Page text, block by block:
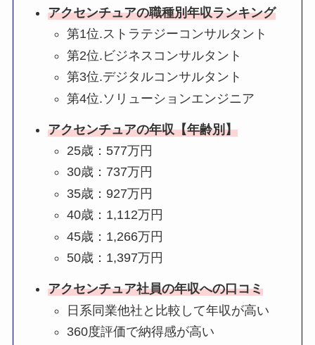
アクセンチュアの職種別年収ランキング
第1位.ストラテジーコンサルタント
第2位.ビジネスコンサルタント
第3位.デジタルコンサルタント
第4位.ソリューションエンジニア
アクセンチュアの年収【年齢別】
25歳：577万円
30歳：737万円
35歳：927万円
40歳：1,112万円
45歳：1,266万円
50歳：1,397万円
アクセンチュア社員の年収への口コミ
日系同業他社と比較して年収が高い
360度評価で納得感が高い